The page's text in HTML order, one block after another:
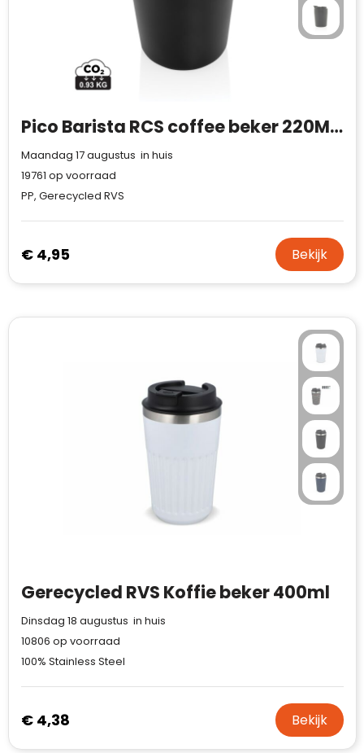
GolfOriginals
James Harvest
Kingcap
Mepal
MyKit
Pico Barista RCS coffee beker 220ML in geschenkkoker
Maandag 17 augustus in huis
19761 op voorraad
PP, Gerecycled RVS
€ 4,95 Bekijk
Gerecycled RVS Koffie beker 400ml
Dinsdag 18 augustus in huis
10806 op voorraad
100% Stainless Steel
€ 4,38 Bekijk